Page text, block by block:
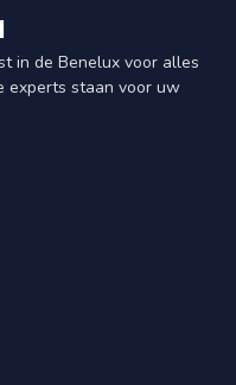
in de Benelux voor alles
experts staan voor uw